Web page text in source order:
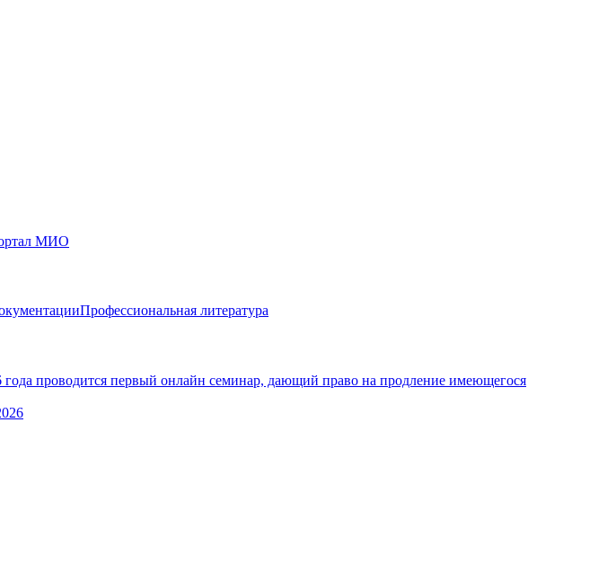
МИО
Профессиональная литература
проводится первый онлайн семинар, дающий право на продление имеющегося